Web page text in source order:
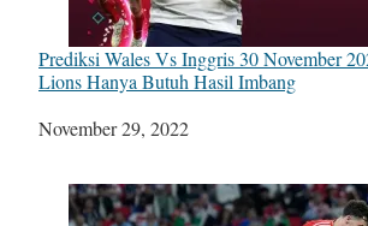
Prediksi Wales Vs Inggris 30 November
Lions Hanya Butuh Hasil Imbang
Tanggal
November 29, 2022